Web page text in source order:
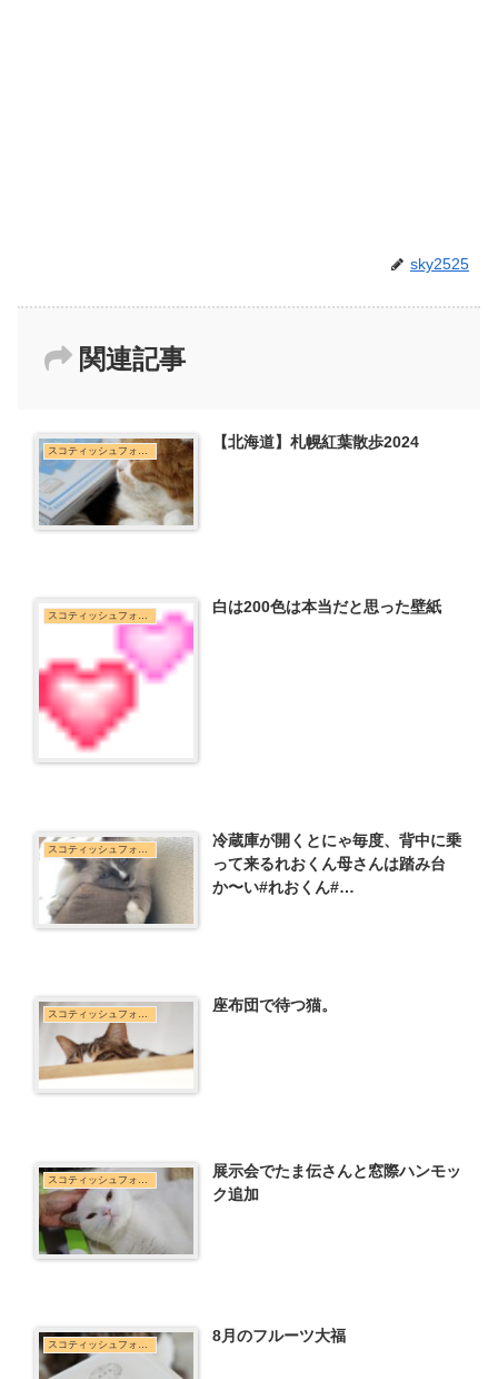
sky2525
関連記事
【北海道】札幌紅葉散歩2024
スコティッシュフォールド 白は200色は本当だと思った壁紙
冷蔵庫が開くとにゃ毎度、背中に乗
って来るれおくん母さんは踏み台
か〜い#れおくん#…
スコティッシュフォールド 座布団で待つ猫。
展示会でたま伝さんと窓際ハンモッ
ク追加
スコティッシュフォールド 8月のフルーツ大福